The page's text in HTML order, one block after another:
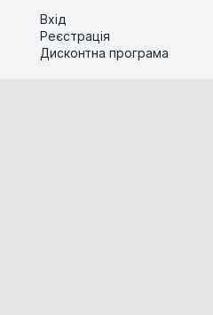
Вхід
Реєстрація
Дисконтна програма